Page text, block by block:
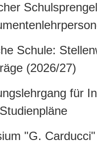
Schule:
(2026/27)
für
"G.